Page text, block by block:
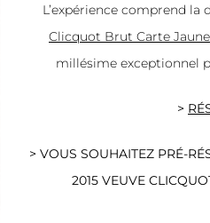
L’expérience comprend
Clicquot Brut Carte Jaune
millésime exceptionnel
>
> VOUS SOUHAITEZ PRÉ-
2015 VEUVE